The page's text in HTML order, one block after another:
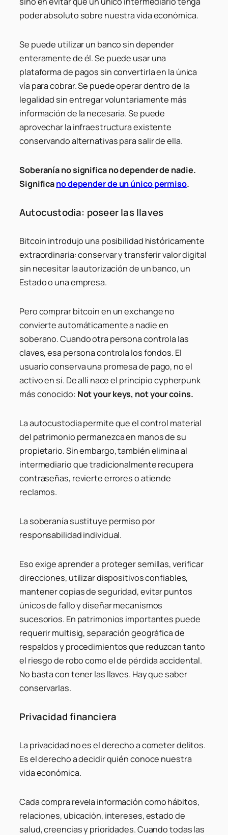
poder absoluto sobre nuestra vida económica.
Se puede utilizar un banco sin depender
enteramente de él. Se puede usar una
plataforma de pagos sin convertirla en la única
vía para cobrar. Se puede operar dentro de la
legalidad sin entregar voluntariamente más
información de la necesaria. Se puede
aprovechar la infraestructura existente
conservando alternativas para salir de ella.
Soberanía no significa no depender de nadie.
Significano depender de un único permiso.
Autocustodia: poseer las llaves
Bitcoin introdujo una posibilidad históricamente
extraordinaria: conservar y transferir valor digital
sin necesitar la autorización de un banco, un
Estado o una empresa.
Pero comprar bitcoin en un exchange no
convierte automáticamente a nadie en
soberano. Cuando otra persona controla las
claves, esa persona controla los fondos. El
usuario conserva una promesa de pago, no el
activo en sí. De allí nace el principio cypherpunk
más conocido: Not your keys, not your coins.
La autocustodia permite que el control material
del patrimonio permanezca en manos de su
propietario. Sin embargo, también elimina al
intermediario que tradicionalmente recupera
contraseñas, revierte errores o atiende
reclamos.
La soberanía sustituye permiso por
responsabilidad individual.
Eso exige aprender a proteger semillas, verificar
direcciones, utilizar dispositivos confiables,
mantener copias de seguridad, evitar puntos
únicos de fallo y diseñar mecanismos
sucesorios. En patrimonios importantes puede
requerir multisig, separación geográfica de
respaldos y procedimientos que reduzcan tanto
el riesgo de robo como el de pérdida accidental.
No basta con tener las llaves. Hay que saber
conservarlas.
Privacidad financiera
La privacidad no es el derecho a cometer delitos.
Es el derecho a decidir quién conoce nuestra
vida económica.
Cada compra revela información como hábitos,
relaciones, ubicación, intereses, estado de
salud, creencias y prioridades. Cuando todas las